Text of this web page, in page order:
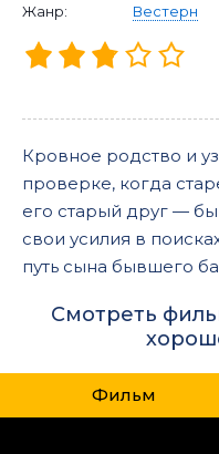
Жанр:
Вестерн
Кровное родство и
проверке, когда
его старый друг —
свои усилия в
путь сына бывшего
Смотреть
Фильм